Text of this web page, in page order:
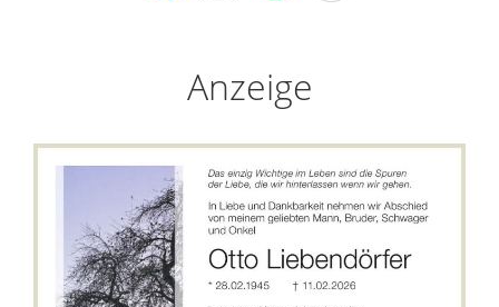
Anzeige